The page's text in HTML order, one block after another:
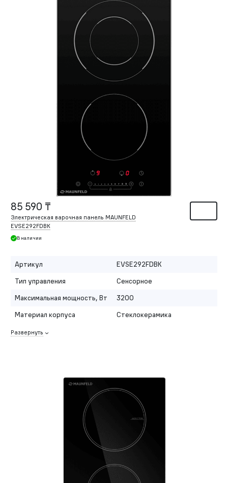
85 590 ₸
Электрическая варочная панель MAUNFELD
EVSE292FDBK
В наличии
Артикул
EVSE292FDBK
Тип управления
Сенсорное
Максимальная мощность, Вт
3200
Материал корпуса
Стеклокерамика
Развернуть